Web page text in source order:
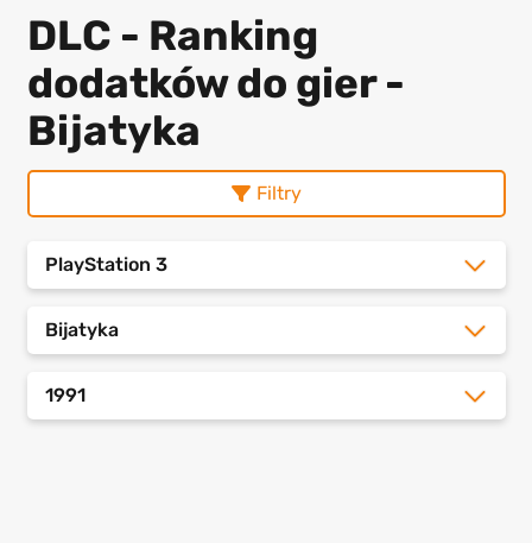
DLC - Ranking
dodatków do gier -
Bijatyka
Filtry
PlayStation 3
Bijatyka
1991